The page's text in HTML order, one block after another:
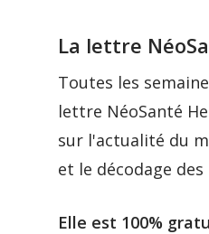
La lettre
Toutes les
lettre NéoSanté
sur l'actualité du
et le décodage des
Elle est 100%